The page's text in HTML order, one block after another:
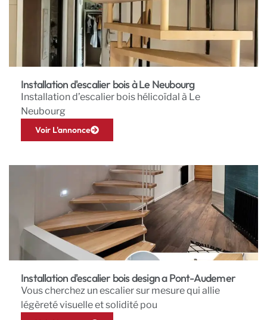
Installation d'escalier bois à Le Neubourg
Installation d’escalier bois hélicoïdal à Le
Neubourg
Voir L'annonce
Installation d'escalier bois design a Pont-Audemer
Vous cherchez un escalier sur mesure qui allie
légèreté visuelle et solidité pou